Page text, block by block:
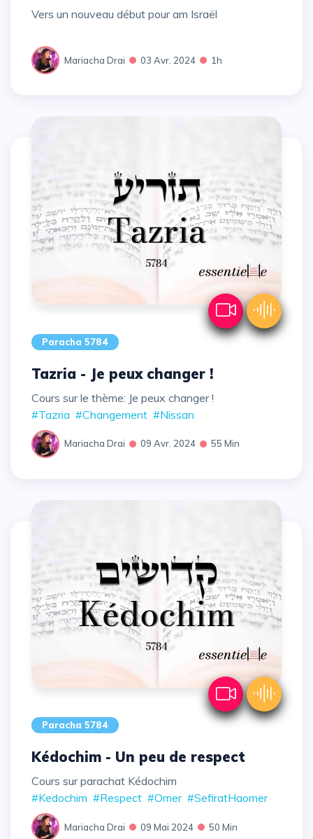
Vers un nouveau début pour am Israël
Mariacha Drai 03 Avr. 2024 1h
Paracha 5784
Tazria - Je peux changer !
Cours sur le thème: Je peux changer !
#Tazria #Changement #Nissan
Mariacha Drai 09 Avr. 2024 55 Min
Paracha 5784
Kédochim - Un peu de respect
Cours sur parachat Kédochim
#Kedochim #Respect #Omer #SefiratHaomer
Mariacha Drai 09 Mai 2024 50 Min